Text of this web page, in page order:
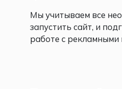
Мы учитываем все
запустить сайт, и
работе с рекламными